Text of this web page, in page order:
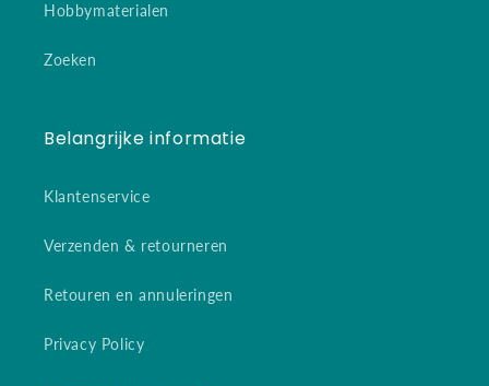
Hobbymaterialen
Zoeken
Belangrijke informatie
Klantenservice
Verzenden & retourneren
Retouren en annuleringen
Privacy Policy